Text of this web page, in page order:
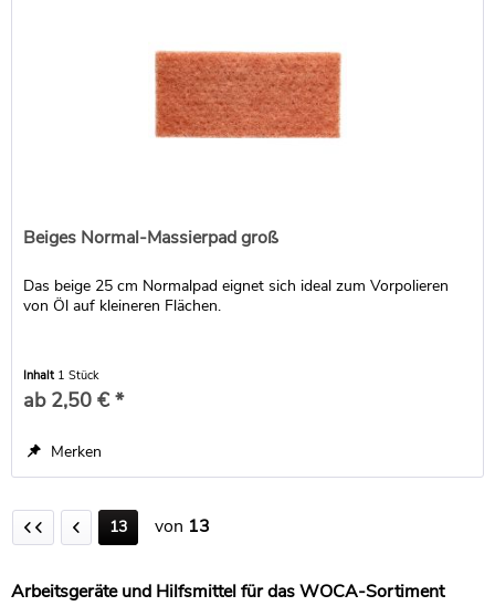
Beiges Normal-Massierpad groß
Das beige 25 cm Normalpad eignet sich ideal zum Vorpolieren
von Öl auf kleineren Flächen.
Inhalt 1 Stück
ab 2,50 € *
Merken
13 von 13
Arbeitsgeräte und Hilfsmittel für das WOCA-Sortiment